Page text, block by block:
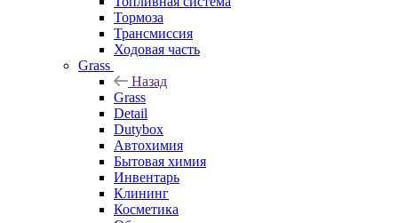
Тормоза
Трансмиссия
Ходовая часть
Grass
Назад
Grass
Detail
Dutybox
Автохимия
Бытовая химия
Инвентарь
Клининг
Косметика